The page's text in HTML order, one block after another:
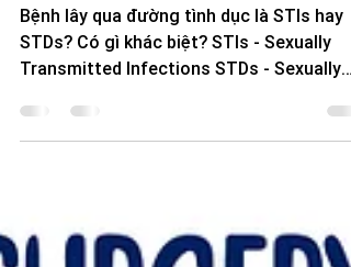
đường tình dục?
Bệnh lây qua đường tình dục là STIs hay
STDs? Có gì khác biệt? STIs - Sexually
Transmitted Infections STDs - Sexually